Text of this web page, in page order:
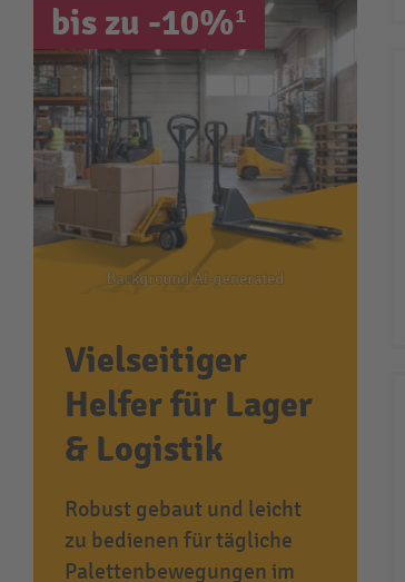
bis zu -10%¹
Vielseitiger
Helfer für Lager
& Logistik
Robust gebaut und leicht
zu bedienen für tägliche
Palettenbewegungen im